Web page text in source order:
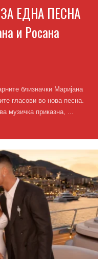
ЕДНА ПЕСНА
и Росана
близначки Маријана
гласови во нова песна.
музичка приказна, ...